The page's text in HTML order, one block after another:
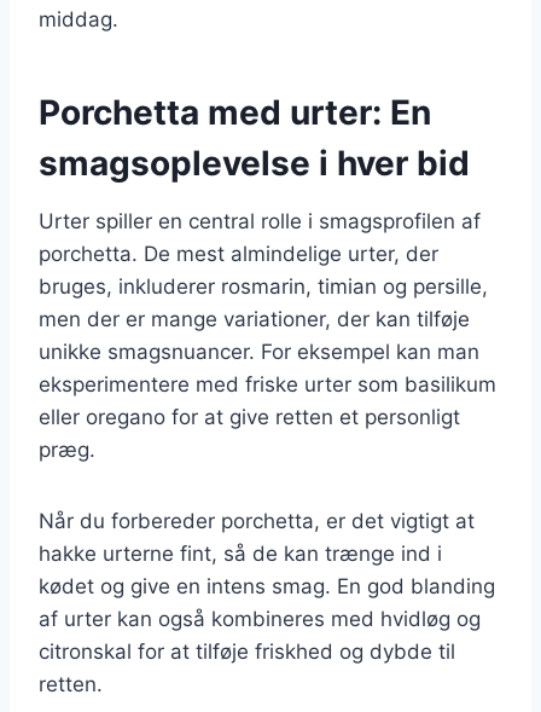
middag.
Porchetta med urter: En
smagsoplevelse i hver bid
Urter spiller en central rolle i smagsprofilen af
porchetta. De mest almindelige urter, der
bruges, inkluderer rosmarin, timian og persille,
men der er mange variationer, der kan tilføje
unikke smagsnuancer. For eksempel kan man
eksperimentere med friske urter som basilikum
eller oregano for at give retten et personligt
præg.
Når du forbereder porchetta, er det vigtigt at
hakke urterne fint, så de kan trænge ind i
kødet og give en intens smag. En god blanding
af urter kan også kombineres med hvidløg og
citronskal for at tilføje friskhed og dybde til
retten.